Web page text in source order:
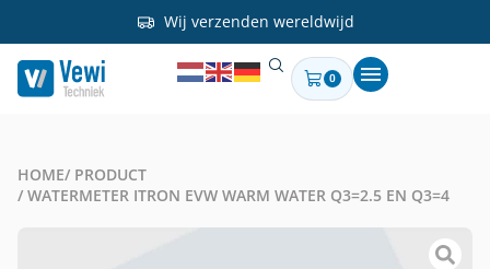
Wij verzenden wereldwijd
0
HOME/ PRODUCT
/ WATERMETER ITRON EVW WARM WATER Q3=2.5 EN Q3=4